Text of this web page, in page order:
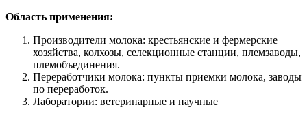
Область применения:
Производители молока: крестьянские и фермерские
хозяйства, колхозы, селекционные станции, племзаводы,
племобъединения.
Переработчики молока: пункты приемки молока, заводы
по переработок.
Лаборатории: ветеринарные и научные